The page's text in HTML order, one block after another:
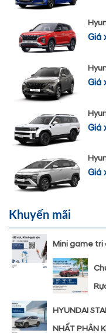
Giá
Giá
Giá
Giá
Khuyến mãi
Mini game tri
HYUNDAI
NHẤT PHÂN